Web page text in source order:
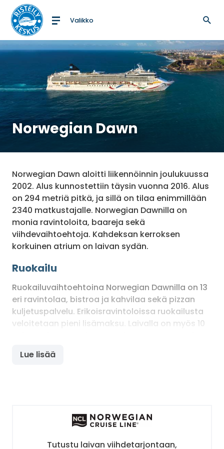
Etusivulle
Valikko
Norwegian Dawn
Norwegian Dawn aloitti liikennöinnin joulukuussa
2002. Alus kunnostettiin täysin vuonna 2016. Alus
on 294 metriä pitkä, ja sillä on tilaa enimmillään
2340 matkustajalle. Norwegian Dawnilla on
monia ravintoloita, baareja sekä
viihdevaihtoehtoja. Kahdeksan kerroksen
korkuinen atrium on laivan sydän.
Ruokailu
Ruokailuvaihtoehtoina Norwegian Dawnilla on 13
eri ravintolaa, bistroa ja kahvilaa sekä pizzan
kuljetuspalvelu. Erikoisravintoloissa ruokailusta
veloitetaan pieni lisämaksu. Laivalla on myös 10
viihdytetään upeilla esityksillä joka ilta. Monien
erilaisten vaihtoehtojen ansiosta jokainen löytää
varmasti itselleen sopivaa tekemistä; aluksella
Lue lisää
Tutustu laivan viihdetarjontaan,